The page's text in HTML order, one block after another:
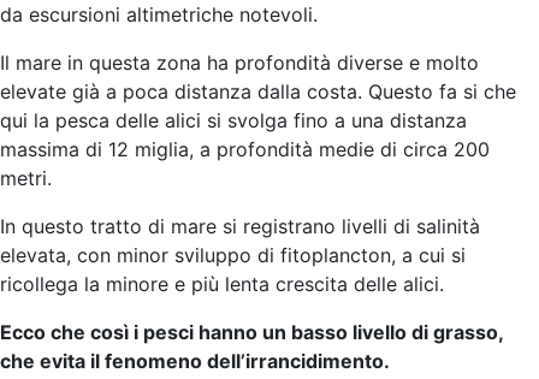
da escursioni altimetriche notevoli.
Il mare in questa zona ha profondità diverse e molto
elevate già a poca distanza dalla costa. Questo fa si che
qui la pesca delle alici si svolga fino a una distanza
massima di 12 miglia, a profondità medie di circa 200
metri.
In questo tratto di mare si registrano livelli di salinità
elevata, con minor sviluppo di fitoplancton, a cui si
ricollega la minore e più lenta crescita delle alici.
Ecco che così i pesci hanno un basso livello di grasso,
che evita il fenomeno dell’irrancidimento.